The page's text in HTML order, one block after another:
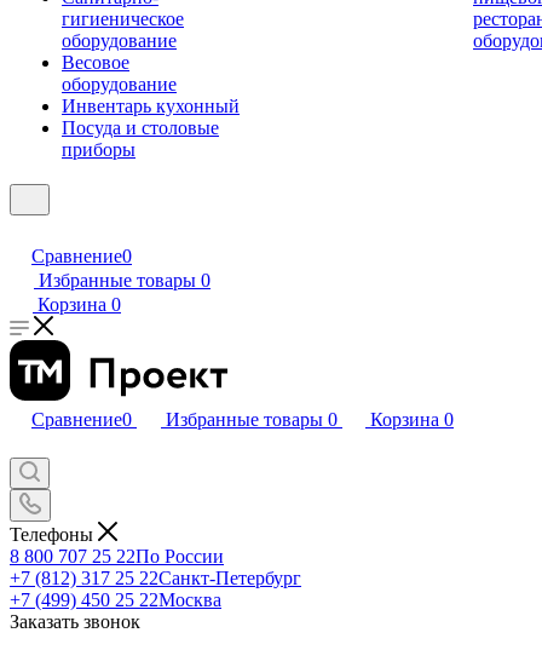
гигиеническое
оборудование
Весовое
оборудование
Инвентарь кухонный
Посуда и столовые
приборы
Сравнение0
Избранные товары 0
Корзина 0
Сравнение0 Избранные товары 0 Корзина 0
Телефоны
8 800 707 25 22По России
+7 (812) 317 25 22Санкт-Петербург
+7 (499) 450 25 22Москва
Заказать звонок